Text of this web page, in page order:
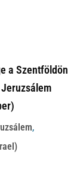
a Szentföldön
,